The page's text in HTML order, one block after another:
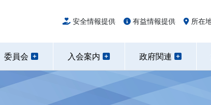
安全情報提供 有益情報提供 所在
委員会 入会案内 政府関連